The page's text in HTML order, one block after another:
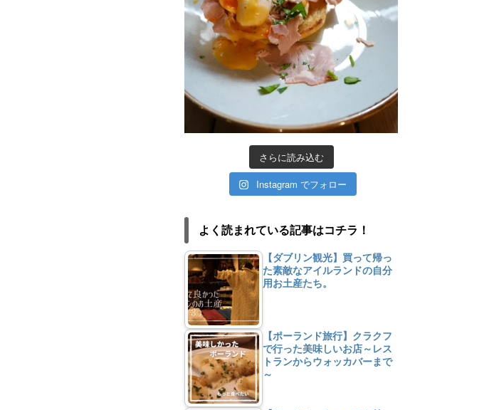
さらに読み込む
Instagram でフォロー
よく読まれている記事はコチラ！
【ダブリン観光】買って帰っ
た素敵なアイルランドの自分
用お土産たち。
【ポーランド旅行】クラクフ
で行った美味しいお店～レス
トランからウォッカバーまで
～